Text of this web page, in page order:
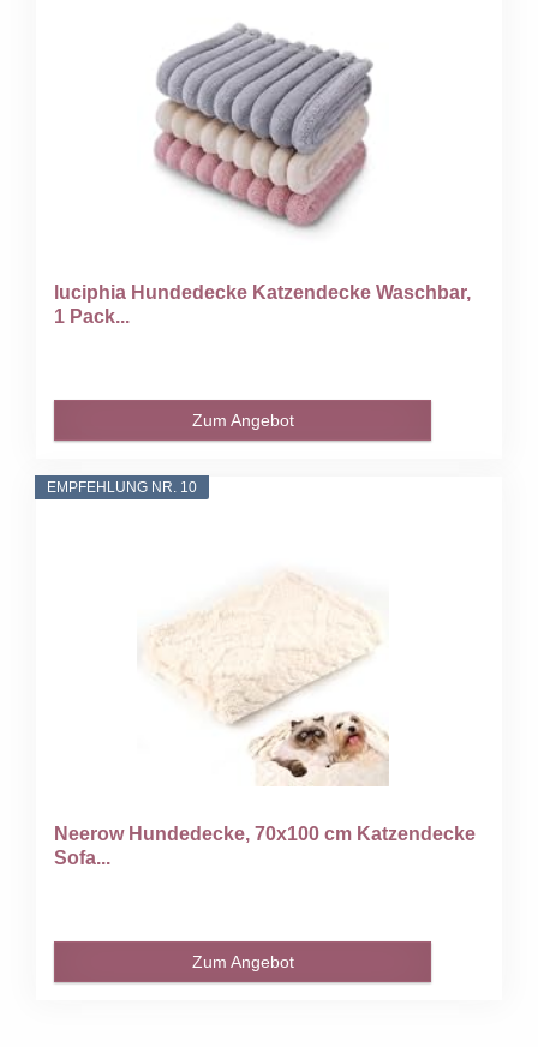
luciphia Hundedecke Katzendecke Waschbar,
1 Pack...
Zum Angebot
EMPFEHLUNG NR. 10
Neerow Hundedecke, 70x100 cm Katzendecke
Sofa...
Zum Angebot